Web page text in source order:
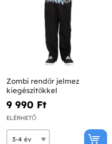
Zombi rendőr jelmez
kiegészítőkkel
9 990 Ft‎
ELÉRHETŐ